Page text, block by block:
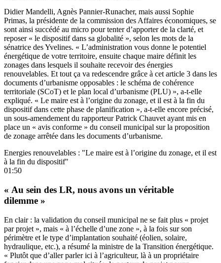
Didier Mandelli, Agnès Pannier-Runacher, mais aussi Sophie
Primas, la présidente de la commission des Affaires économiques, se
sont ainsi succédé au micro pour tenter d’apporter de la clarté, et
reposer « le dispositif dans sa globalité », selon les mots de la
sénatrice des Yvelines. « L’administration vous donne le potentiel
énergétique de votre territoire, ensuite chaque maire définit les
zonages dans lesquels il souhaite recevoir des énergies
renouvelables. Et tout ça va redescendre grâce à cet article 3 dans les
documents d’urbanisme opposables : le schéma de cohérence
territoriale (SCoT) et le plan local d’urbanisme (PLU) », a-t-elle
expliqué. « Le maire est à l’origine du zonage, et il est à la fin du
dispositif dans cette phase de planification », a-t-elle encore précisé,
un sous-amendement du rapporteur Patrick Chauvet ayant mis en
place un « avis conforme » du conseil municipal sur la proposition
de zonage arrêtée dans les documents d’urbanisme.
Energies renouvelables : "Le maire est à l’origine du zonage, et il est
à la fin du dispositif"
01:50
« Au sein des LR, nous avons un véritable
dilemme »
En clair : la validation du conseil municipal ne se fait plus « projet
par projet », mais « à l’échelle d’une zone », à la fois sur son
périmètre et le type d’implantation souhaité (éolien, solaire,
hydraulique, etc.), a résumé la ministre de la Transition énergétique.
« Plutôt que d’aller parler ici à l’agriculteur, là à un propriétaire